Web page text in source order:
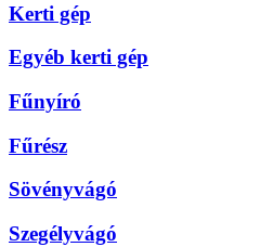
Kerti gép
Egyéb kerti gép
Fűnyíró
Fűrész
Sövényvágó
Szegélyvágó